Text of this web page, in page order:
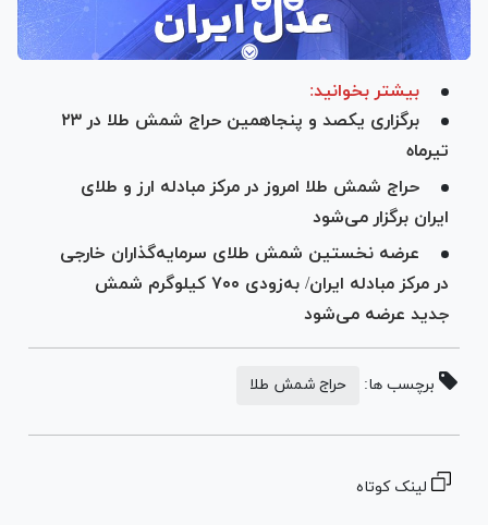
بیشتر بخوانید:
برگزاری یکصد و پنجاهمین حراج شمش طلا در ۲۳
تیرماه
حراج شمش طلا امروز در مرکز مبادله ارز و طلای
ایران برگزار می‌شود
عرضه نخستین شمش طلای سرمایه‌گذاران خارجی
در مرکز مبادله ایران/ به‌زودی ۷۰۰ کیلوگرم شمش
جدید عرضه می‌شود
برچسب ها: حراج شمش طلا
لینک کوتاه